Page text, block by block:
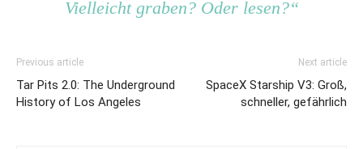
Vielleicht graben? Oder lesen?“
Previous article
Tar Pits 2.0: The Underground
History of Los Angeles
Next article
SpaceX Starship V3: Groß,
schneller, gefährlich